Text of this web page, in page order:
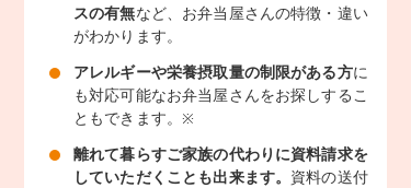
スの有無など、お弁当屋さんの特徴・違い
がわかります。
アレルギーや栄養摂取量の制限がある方に
も対応可能なお弁当屋さんをお探しするこ
ともできます。※
離れて暮らすご家族の代わりに資料請求を
していただくことも出来ます。 資料の送付